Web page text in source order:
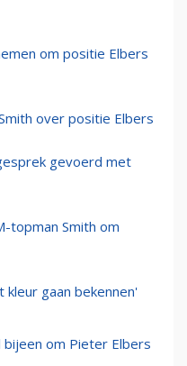
om positie Elbers
over positie Elbers
gevoerd met
topman Smith om
kleur gaan bekennen'
om Pieter Elbers